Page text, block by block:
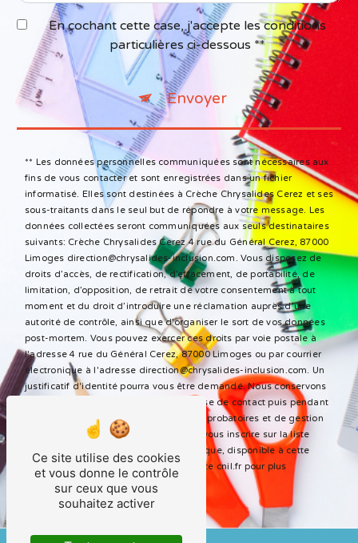
En cochant cette case, j'accepte les conditions
particulières ci-dessous **
Envoyer
** Les données personnelles communiquées sont nécessaires aux
fins de vous contacter et sont enregistrées dans un fichier
informatisé. Elles sont destinées à Crèche Chrysalides Cerez et ses
sous-traitants dans le seul but de répondre à votre message. Les
données collectées seront communiquées aux seuls destinataires
suivants: Crèche Chrysalides Cerez 4 rue du Général Cerez, 87000
Limoges direction@chrysalides-inclusion.com. Vous disposez de
droits d’accès, de rectification, d’effacement, de portabilité, de
limitation, d’opposition, de retrait de votre consentement à tout
moment et du droit d’introduire une réclamation auprès d’une
autorité de contrôle, ainsi que d’organiser le sort de vos données
post-mortem. Vous pouvez exercer ces droits par voie postale à
l'adresse 4 rue du Général Cerez, 87000 Limoges ou par courrier
électronique à l'adresse direction@chrysalides-inclusion.com. Un
justificatif d'identité pourra vous être demandé. Nous conservons
vos données pendant la période de prise de contact puis pendant
la durée de prescription légale aux fins probatoires et de gestion
des contentieux. Vous avez le droit de vous inscrire sur la liste
d'opposition au démarchage téléphonique, disponible à cette
adresse: Bloctel.gouv.fr
. Consultez le site cnil.fr pour plus
Ce site utilise des cookies
et vous donne le contrôle
sur ceux que vous
souhaitez activer